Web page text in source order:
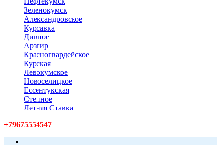
Зеленокумск
Александровское
Курсавка
Дивное
Арзгир
Красногвардейское
Курская
Левокумское
Новоселицкое
Ессентукская
Степное
Летняя Ставка
+79675554547